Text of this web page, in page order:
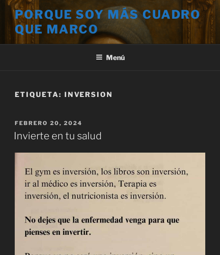
Saltar
contenido
PORQUE SOY MÁS CUADRO
QUE MARCO
Menú
ETIQUETA: INVERSION
PUBLICADO
EL
FEBRERO 20, 2024
Invierte en tu salud